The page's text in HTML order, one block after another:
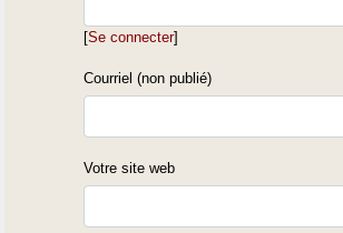
[Se connecter]
Courriel (non publié)
Votre site web